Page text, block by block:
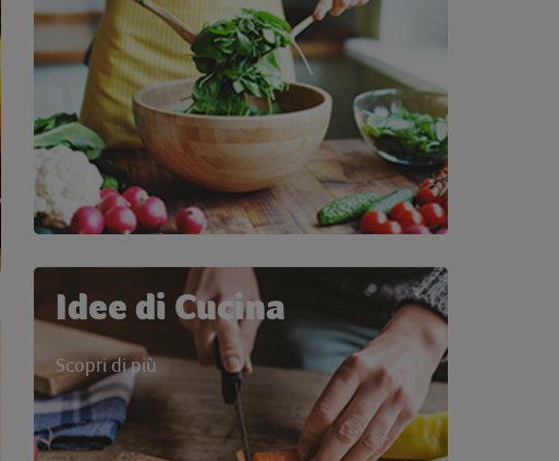
Idee di Cucina
Scopri di più